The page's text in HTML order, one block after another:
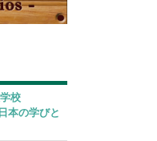
校
本の学びと